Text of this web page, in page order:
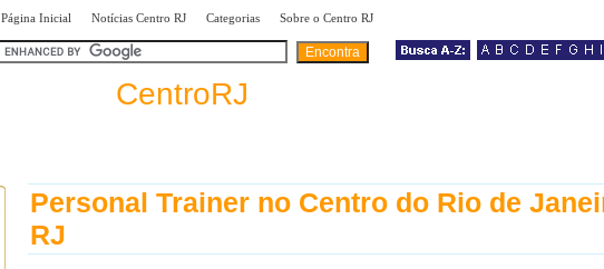
Página Inicial Notícias Centro RJ Categorias Sobre o Centro RJ
CentroRJ
Personal Trainer no Centro do Rio de
RJ